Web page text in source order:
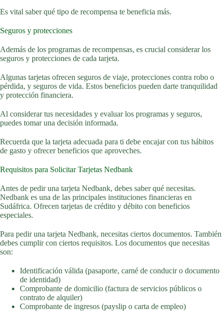
Es vital saber qué tipo de recompensa te beneficia más.
Seguros y protecciones
Además de los programas de recompensas, es crucial considerar los
seguros y protecciones de cada tarjeta.
Algunas tarjetas ofrecen seguros de viaje, protecciones contra robo o
pérdida, y seguros de vida. Estos beneficios pueden darte tranquilidad
y protección financiera.
Al considerar tus necesidades y evaluar los programas y seguros,
puedes tomar una decisión informada.
Recuerda que la tarjeta adecuada para ti debe encajar con tus hábitos
de gasto y ofrecer beneficios que aproveches.
Requisitos para Solicitar Tarjetas Nedbank
Antes de pedir una tarjeta Nedbank, debes saber qué necesitas.
Nedbank es una de las principales instituciones financieras en
Sudáfrica. Ofrecen tarjetas de crédito y débito con beneficios
especiales.
Para pedir una tarjeta Nedbank, necesitas ciertos documentos. También
debes cumplir con ciertos requisitos. Los documentos que necesitas
son:
Identificación válida (pasaporte, carné de conducir o documento
de identidad)
Comprobante de domicilio (factura de servicios públicos o
contrato de alquiler)
Comprobante de ingresos (payslip o carta de empleo)